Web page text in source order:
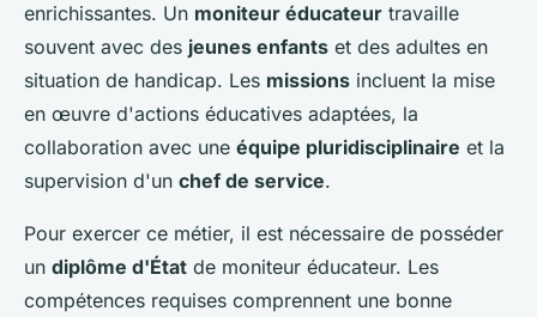
enrichissantes. Un moniteur éducateur travaille
souvent avec des jeunes enfants et des adultes en
situation de handicap. Les missions incluent la mise
en œuvre d'actions éducatives adaptées, la
collaboration avec une équipe pluridisciplinaire et la
supervision d'un chef de service.
Pour exercer ce métier, il est nécessaire de posséder
un diplôme d'État de moniteur éducateur. Les
compétences requises comprennent une bonne